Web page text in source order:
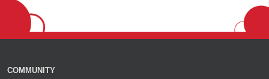
COMMUNITY